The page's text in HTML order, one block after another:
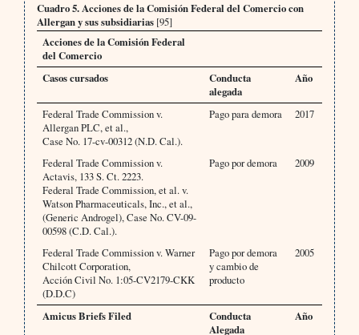
Cuadro 5. Acciones de la Comisión Federal del Comercio con
Allergan y sus subsidiarias [95]
Acciones de la Comisión Federal
del Comercio
Casos cursados
Conducta
alegada
Año
Federal Trade Commission v.
Allergan PLC, et al.,
Case No. 17-cv-00312 (N.D. Cal.).
Pago para demora 2017
Federal Trade Commission v.
Actavis, 133 S. Ct. 2223.
Federal Trade Commission, et al. v.
Watson Pharmaceuticals, Inc., et al.,
(Generic Androgel), Case No. CV-09-
00598 (C.D. Cal.).
Pago por demora 2009
Federal Trade Commission v. Warner
Chilcott Corporation,
Acción Civil No. 1:05-CV2179-CKK
(D.D.C)
Pago por demora
y cambio de
producto
2005
Amicus Briefs Filed
Conducta
Alegada
Año